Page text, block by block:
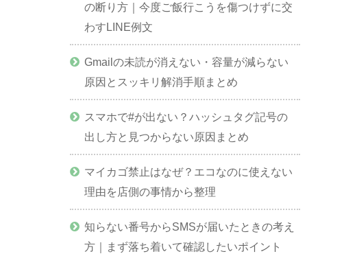
の断り方｜今度ご飯行こうを傷つけずに交
わすLINE例文
Gmailの未読が消えない・容量が減らない
原因とスッキリ解消手順まとめ
スマホで#が出ない？ハッシュタグ記号の
出し方と見つからない原因まとめ
マイカゴ禁止はなぜ？エコなのに使えない
理由を店側の事情から整理
知らない番号からSMSが届いたときの考え
方｜まず落ち着いて確認したいポイント